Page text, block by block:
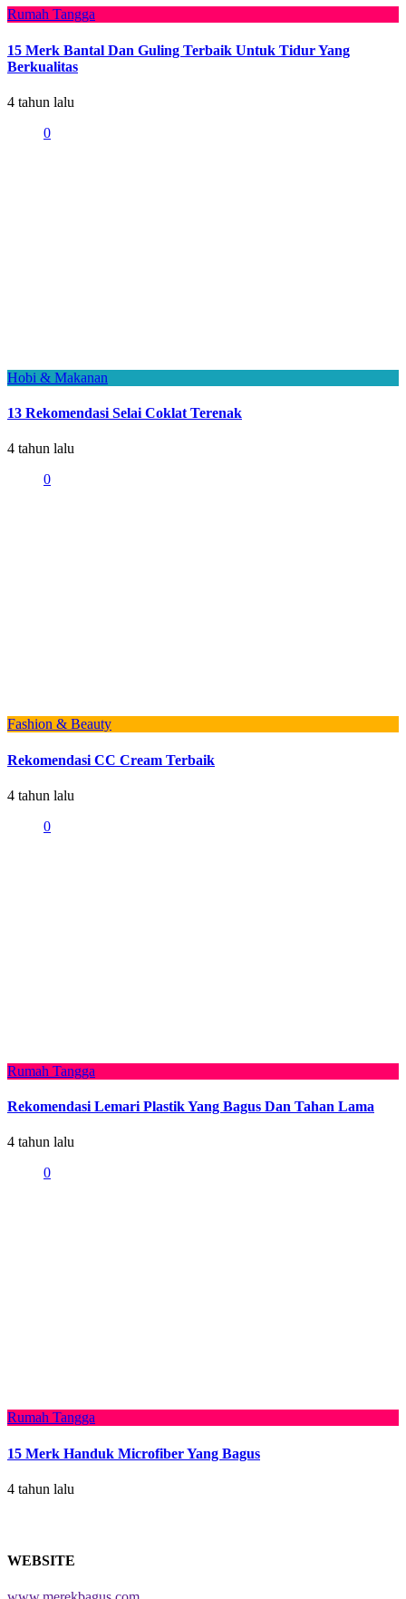
Rumah Tangga
15 Merk Bantal Dan Guling Terbaik Untuk Tidur Yang
Berkualitas
4 tahun lalu
0
Hobi & Makanan
13 Rekomendasi Selai Coklat Terenak
4 tahun lalu
0
Fashion & Beauty
Rekomendasi CC Cream Terbaik
4 tahun lalu
0
Rumah Tangga
Rekomendasi Lemari Plastik Yang Bagus Dan Tahan Lama
4 tahun lalu
0
Rumah Tangga
15 Merk Handuk Microfiber Yang Bagus
4 tahun lalu
WEBSITE